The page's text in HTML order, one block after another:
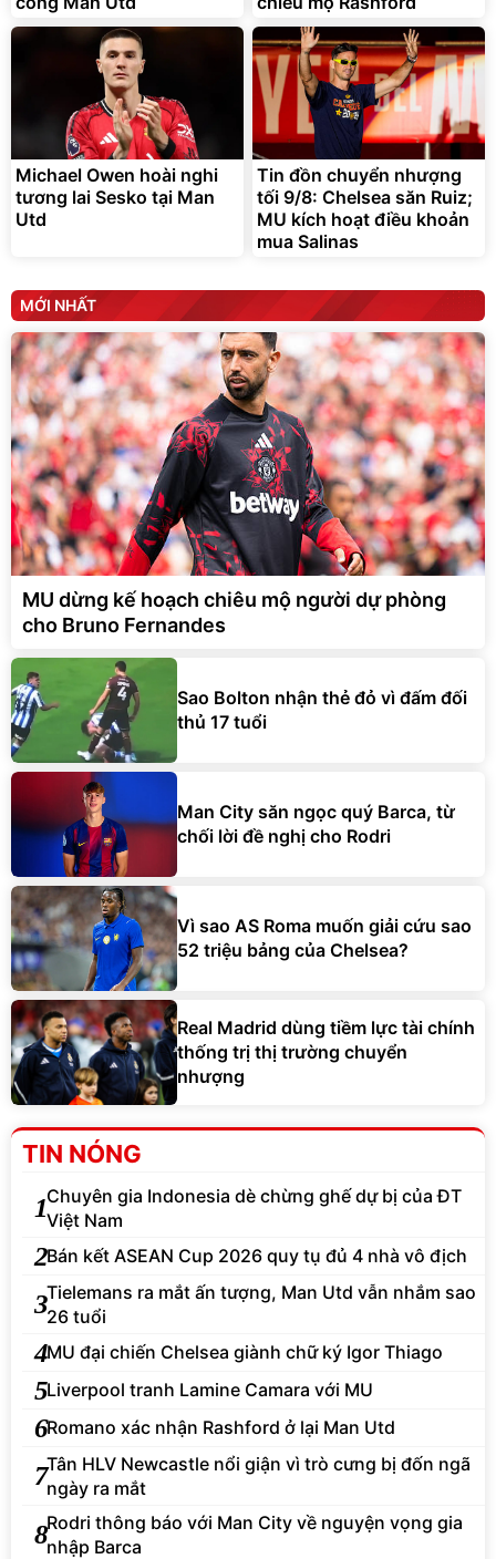
Michael Owen hoài nghi
tương lai Sesko tại Man
Utd
Tin đồn chuyển nhượng
tối 9/8: Chelsea săn Ruiz;
MU kích hoạt điều khoản
mua Salinas
MỚI NHẤT
MU dừng kế hoạch chiêu mộ người dự phòng
cho Bruno Fernandes
Sao Bolton nhận thẻ đỏ vì đấm đối
thủ 17 tuổi
Man City săn ngọc quý Barca, từ
chối lời đề nghị cho Rodri
Vì sao AS Roma muốn giải cứu sao
52 triệu bảng của Chelsea?
Real Madrid dùng tiềm lực tài chính
thống trị thị trường chuyển
nhượng
TIN NÓNG
1Chuyên gia Indonesia dè chừng ghế dự bị của ĐT
Việt Nam
2Bán kết ASEAN Cup 2026 quy tụ đủ 4 nhà vô địch
3Tielemans ra mắt ấn tượng, Man Utd vẫn nhắm sao
26 tuổi
4MU đại chiến Chelsea giành chữ ký Igor Thiago
5Liverpool tranh Lamine Camara với MU
6Romano xác nhận Rashford ở lại Man Utd
7Tân HLV Newcastle nổi giận vì trò cưng bị đốn ngã
ngày ra mắt
8Rodri thông báo với Man City về nguyện vọng gia
nhập Barca